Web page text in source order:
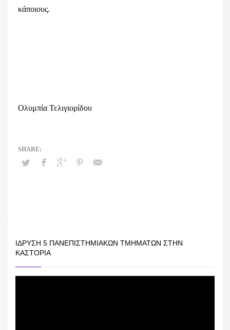
κάποιους.
Ολυμπία Τελιγιορίδου
ΊΔΡΥΣΗ 5 ΠΑΝΕΠΙΣΤΗΜΙΑΚΏΝ ΤΜΗΜΆΤΩΝ ΣΤΗΝ
ΚΑΣΤΟΡΙΆ